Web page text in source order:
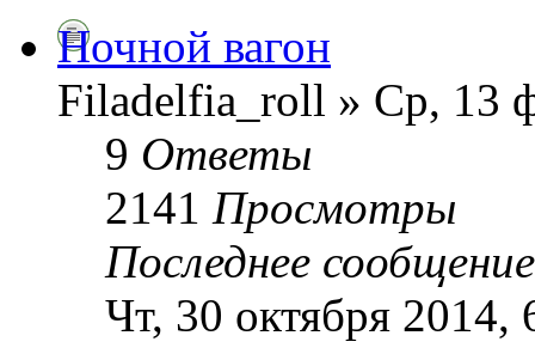
Ночной вагон
Filadelfia_roll » Ср, 13
9 Ответы
2141 Просмотры
Последнее
Чт, 30 октября 2014,